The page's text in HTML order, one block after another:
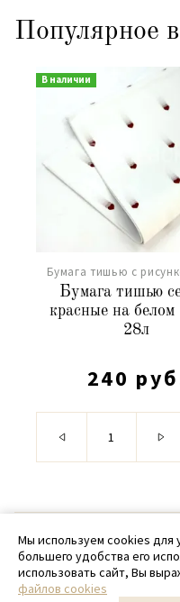
Популярное
В наличии
Бумага тишью с
Бумага тишью
красные на
28л
240
© 2020
+ 7
Мы используем cookies для
большего удобства его
использовать сайт, Вы
файлов cookies